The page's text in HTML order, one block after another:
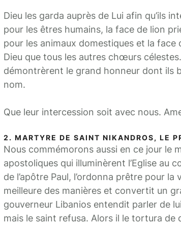
Dieu les garda auprès de Lui afin qu’ils
pour les êtres humains, la face de lion
pour les animaux domestiques et la face
Dieu que tous les autres chœurs
démontrèrent le grand honneur dont ils
nom.
Que leur intercession soit avec nous.
2. MARTYRE DE SAINT NIKANDROS, LE
Nous commémorons aussi en ce jour le
apostoliques qui illuminèrent l’Eglise au
de l’apôtre Paul, l’ordonna prêtre pour
meilleure des manières et convertit un
gouverneur Libanios entendit parler de
mais le saint refusa. Alors il le tortura